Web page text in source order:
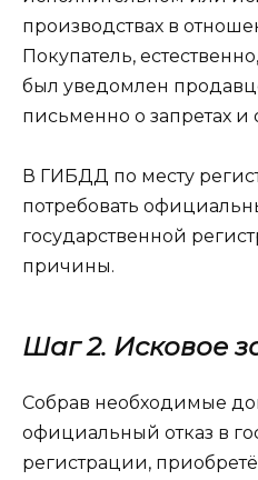
производствах в
Покупатель,
был уведомлен
письменно о запретах и
В ГИБДД по месту
потребовать
государственной
причины.
Шаг 2. Исковое
Собрав необходимые
официальный отказ в
регистрации,